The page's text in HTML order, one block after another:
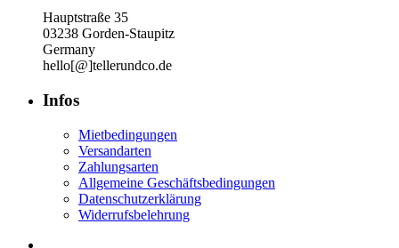
Hauptstraße 35
03238 Gorden-Staupitz
Germany
hello[@]tellerundco.de
Infos
Mietbedingungen
Versandarten
Zahlungsarten
Allgemeine Geschäftsbedingungen
Datenschutzerklärung
Widerrufsbelehrung